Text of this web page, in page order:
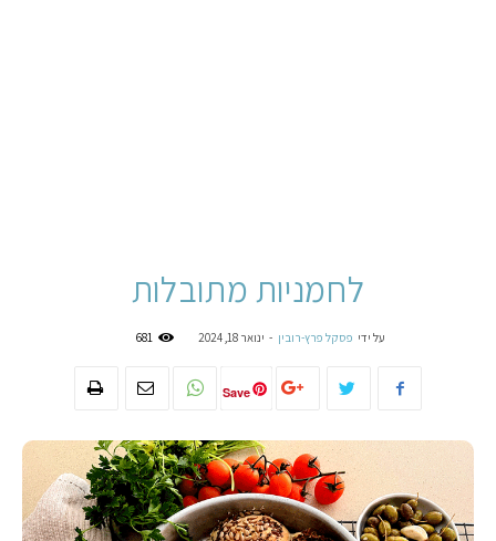
לחמניות מתובלות
על ידי פסקל פרץ-רובין - ינואר 18, 2024 681
Save